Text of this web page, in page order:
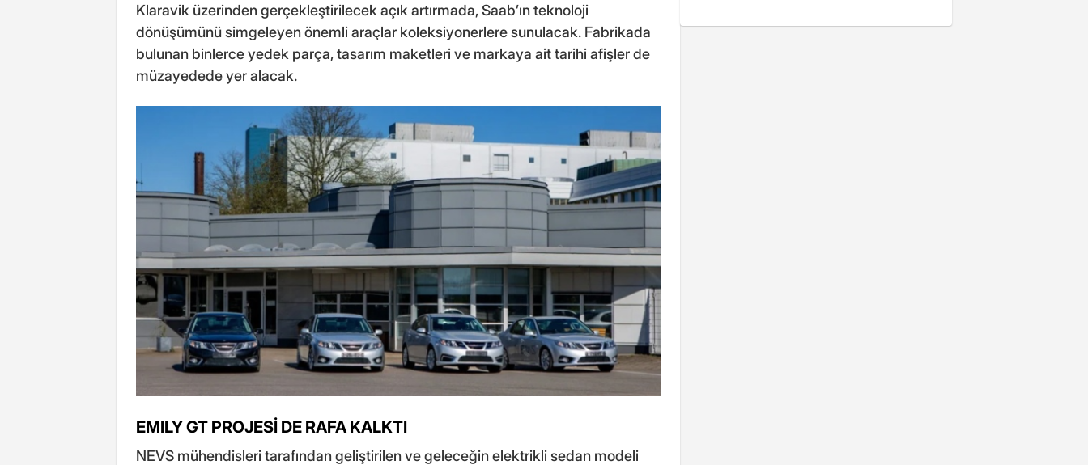
Klaravik üzerinden gerçekleştirilecek açık artırmada, Saab’ın teknoloji
dönüşümünü simgeleyen önemli araçlar koleksiyonerlere sunulacak. Fabrikada
bulunan binlerce yedek parça, tasarım maketleri ve markaya ait tarihi afişler de
müzayedede yer alacak.
EMILY GT PROJESİ DE RAFA KALKTI
NEVS mühendisleri tarafından geliştirilen ve geleceğin elektrikli sedan modeli